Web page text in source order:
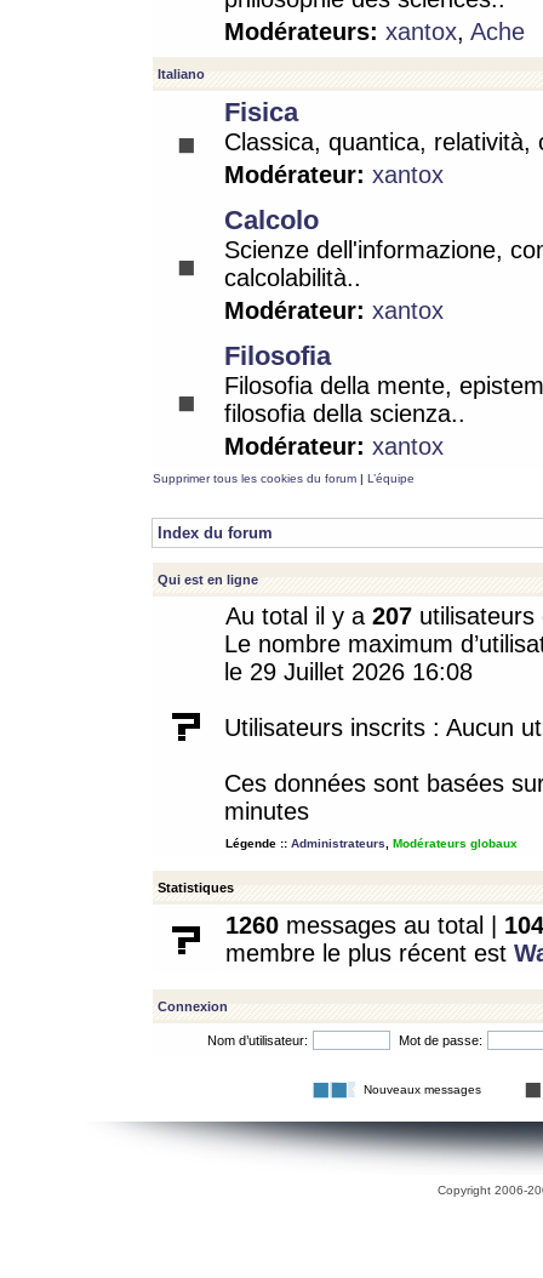
Modérateurs: xantox, Ache
Italiano
Fisica
Classica, quantica, relatività,
Modérateur: xantox
Calcolo
Scienze dell'informazione,
calcolabilità..
Modérateur: xantox
Filosofia
Filosofia della mente,
filosofia della scienza..
Modérateur: xantox
Supprimer tous les cookies du forum | L’équipe
Index du forum
Qui est en ligne
Au total il y a 207
Le nombre maximum
le 29 Juillet 2026 16:08
Utilisateurs inscrits : Aucun
Ces données sont basées
minutes
Légende :: Administrateurs Modérateurs globaux
Statistiques
1260 messages au total | 104
membre le plus récent est
Connexion
Nom d’utilisateur: Mot de passe:
Nouveaux messages
Copyright 2006-